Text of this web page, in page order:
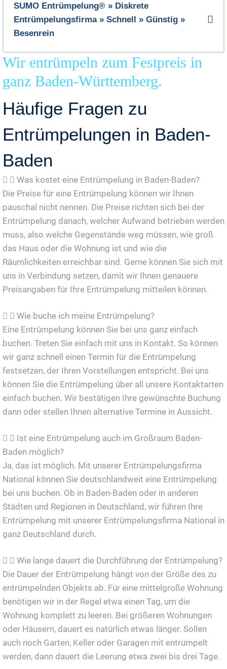
SUMO Entrümpelung® » Diskrete
Entrümpelungsfirma » Schnell » Günstig »
Besenrein
Wir entrümpeln zum Festpreis in
ganz Baden-Württemberg.
Häufige Fragen zu
Entrümpelungen in Baden-
Baden
Was kostet eine Entrümpelung in Baden-Baden?
Die Preise für eine Entrümpelung können wir Ihnen
pauschal nicht nennen. Die Preise richten sich bei der
Entrümpelung danach, welcher Aufwand betrieben werden
muss, also welche Gegenstände weg müssen, wie groß
das Haus oder die Wohnung ist und wie die
Räumlichkeiten erreichbar sind. Gerne können Sie sich mit
uns in Verbindung setzen, damit wir Ihnen genauere
Preisangaben für Ihre Entrümpelung mitteilen können.
Wie buche ich meine Entrümpelung?
Eine Entrümpelung können Sie bei uns ganz einfach
buchen. Treten Sie einfach mit uns in Kontakt. So können
wir ganz schnell einen Termin für die Entrümpelung
festsetzen, der Ihren Vorstellungen entspricht. Bei uns
können Sie die Entrümpelung über all unsere Kontaktarten
einfach buchen. Wir bestätigen Ihre gewünschte Buchung
dann oder stellen Ihnen alternative Termine in Aussicht.
Ist eine Entrümpelung auch im Großraum Baden-
Baden möglich?
Ja, das ist möglich. Mit unserer Entrümpelungsfirma
National können Sie deutschlandweit eine Entrümpelung
bei uns buchen. Ob in Baden-Baden oder in anderen
Städten und Regionen in Deutschland, wir führen Ihre
Entrümpelung mit unserer Entrümpelungsfirma National in
ganz Deutschland durch.
Wie lange dauert die Durchführung der Entrümpelung?
Die Dauer der Entrümpelung hängt von der Größe des zu
entrümpelnden Objekts ab. Für eine mittelgroße Wohnung
benötigen wir in der Regel etwa einen Tag, um die
Wohnung komplett zu leeren. Bei größeren Wohnungen
oder Häusern, dauert es natürlich etwas länger. Sollen
auch noch Garten, Keller oder Garagen mit entrümpelt
werden, dann dauert die Leerung etwa zwei bis drei Tage.